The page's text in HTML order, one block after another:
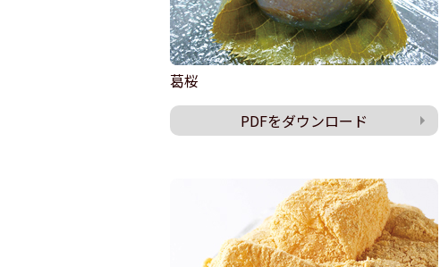
葛桜
PDFをダウンロード